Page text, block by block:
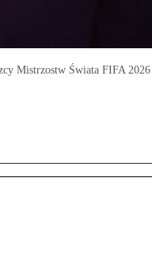
Mistrzostw Świata FIFA 2026